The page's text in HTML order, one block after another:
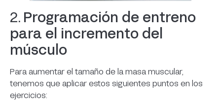
2. Programación de entreno
para el incremento del
músculo
Para aumentar el tamaño de la masa muscular,
tenemos que aplicar estos siguientes puntos en los
ejercicios: